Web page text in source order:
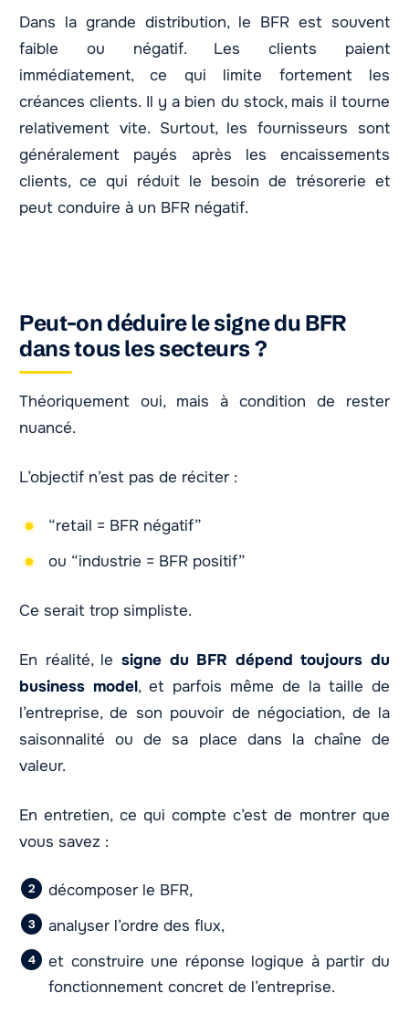
Dans la grande distribution, le BFR est souvent
faible ou négatif. Les clients paient
immédiatement, ce qui limite fortement les
créances clients. Il y a bien du stock, mais il tourne
relativement vite. Surtout, les fournisseurs sont
généralement payés après les encaissements
clients, ce qui réduit le besoin de trésorerie et
peut conduire à un BFR négatif.
Peut-on déduire le signe du BFR
dans tous les secteurs ?
Théoriquement oui, mais à condition de rester
nuancé.
L’objectif n’est pas de réciter :
“retail = BFR négatif”
ou “industrie = BFR positif”
Ce serait trop simpliste.
En réalité, le signe du BFR dépend toujours du
business model, et parfois même de la taille de
l’entreprise, de son pouvoir de négociation, de la
saisonnalité ou de sa place dans la chaîne de
valeur.
En entretien, ce qui compte c’est de montrer que
vous savez :
décomposer le BFR,
analyser l’ordre des flux,
et construire une réponse logique à partir du
fonctionnement concret de l’entreprise.